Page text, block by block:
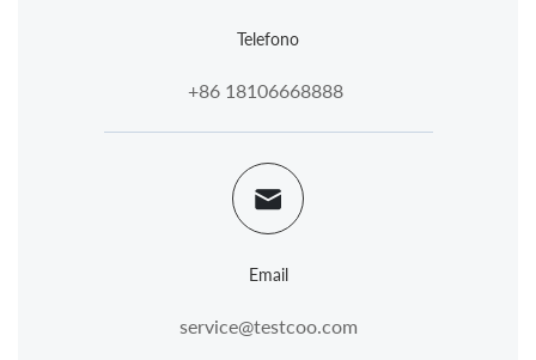
Telefono
+86 18106668888
Email
service@testcoo.com